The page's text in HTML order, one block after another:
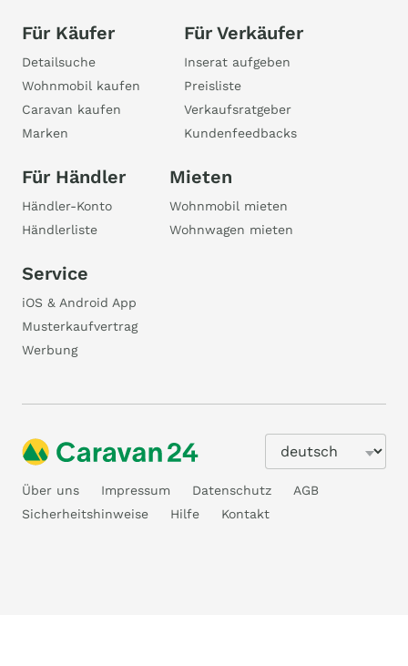
Für Käufer
Detailsuche
Wohnmobil kaufen
Caravan kaufen
Marken
Für Verkäufer
Inserat aufgeben
Preisliste
Verkaufsratgeber
Kundenfeedbacks
Für Händler
Händler-Konto
Händlerliste
Mieten
Wohnmobil mieten
Wohnwagen mieten
Service
iOS & Android App
Musterkaufvertrag
Werbung
Über uns Impressum Datenschutz
AGB
Sicherheitshinweise
Hilfe Kontakt